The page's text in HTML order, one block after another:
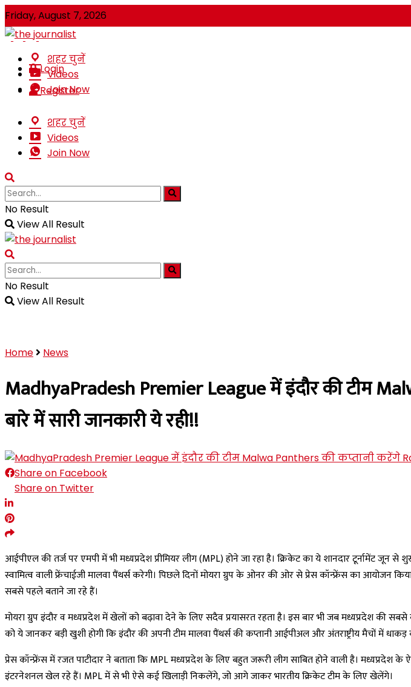
Friday, August 7, 2026
Login
Register
शहर चुनें
Videos
Join Now
शहर चुनें
Videos
Join Now
No Result
View All Result
No Result
View All Result
Home News
MadhyaPradesh Premier League में इंदौर की टीम
बारे में सारी जानकारी ये रही!!
Share on Facebook
Share on Twitter
आईपीएल की तर्ज पर एमपी में भी मध्यप्रदेश प्रीमियर लीग (MPL) होने जा रहा है। क्रिकेट का ये शानदार टूर्नामेंट जून से
स्वामित्व वाली फ्रेंचाईजी मालवा पैंथर्स करेगी। पिछले दिनों मोयरा ग्रुप के ओनर की ओर से प्रेस कॉन्फ्रेंस का
सबसे पहले बताने जा रहे हैं।
मोयरा ग्रुप इंदौर व मध्यप्रदेश में खेलों को बढ़ावा देने के लिए सदैव प्रयासरत रहता है। इस बार भी जब मध्यप्रदेश की
को ये जानकर बड़ी खुशी होगी कि इंदौर की अपनी टीम मालवा पैंथर्स की कप्तानी आईपीअल और अंतराष्ट्रीय मैचों में
प्रेस कॉन्फ्रेंस में रजत पाटीदार ने बताता कि MPL मध्यप्रदेश के लिए बहुत जरूरी लीग साबित होने वाली है।
इंटरनेशनल खेल रहे हैं। MPL में से भी ऐसे कई खिलाड़ी निकलेंगे, जो आगे जाकर भारतीय क्रिकेट टीम के लिए खेलेंगे।